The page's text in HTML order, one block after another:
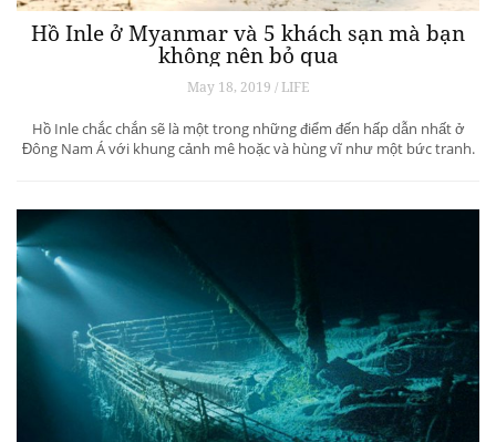
Hồ Inle ở Myanmar và 5 khách sạn mà bạn
không nên bỏ qua
May 18, 2019 / LIFE
Hồ Inle chắc chắn sẽ là một trong những điểm đến hấp dẫn nhất ở
Đông Nam Á với khung cảnh mê hoặc và hùng vĩ như một bức tranh.